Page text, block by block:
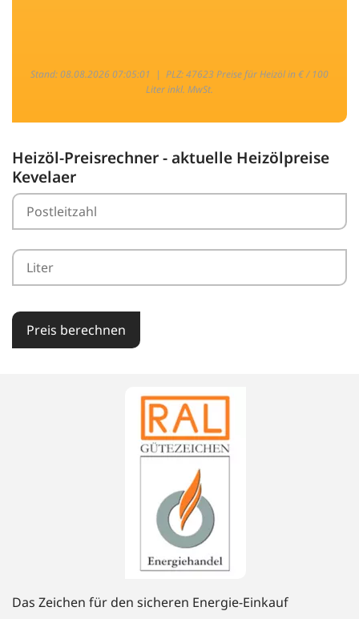
Stand: 08.08.2026 07:05:01 | PLZ: 47623 Preise für Heizöl in € / 100
Liter inkl. MwSt.
Heizöl-Preisrechner - aktuelle Heizölpreise
Kevelaer
Preis berechnen
Das Zeichen für den sicheren Energie-Einkauf